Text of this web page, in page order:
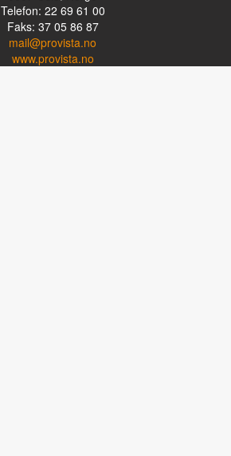
Telefon: 22 69 61 00
Faks: 37 05 86 87
mail@provista.no
www.provista.no